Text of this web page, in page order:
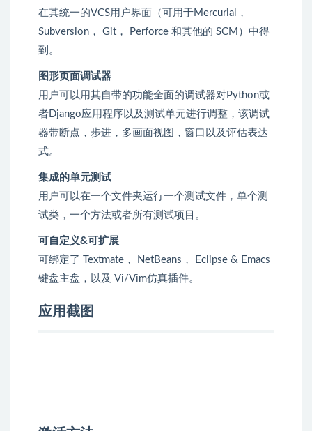
在其统一的VCS用户界面（可用于Mercurial，
Subversion， Git， Perforce 和其他的 SCM）中得
到。
图形页面调试器
用户可以用其自带的功能全面的调试器对Python或
者Django应用程序以及测试单元进行调整，该调试
器带断点，步进，多画面视图，窗口以及评估表达
式。
集成的单元测试
用户可以在一个文件夹运行一个测试文件，单个测
试类，一个方法或者所有测试项目。
可自定义&可扩展
可绑定了 Textmate， NetBeans， Eclipse & Emacs
键盘主盘，以及 Vi/Vim仿真插件。
应用截图